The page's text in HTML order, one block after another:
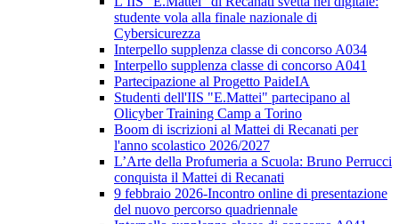
studente vola alla finale nazionale di
Cybersicurezza
Interpello supplenza classe di concorso A034
Interpello supplenza classe di concorso A041
Partecipazione al Progetto PaideIA
Studenti dell'IIS "E.Mattei" partecipano al
Olicyber Training Camp a Torino
Boom di iscrizioni al Mattei di Recanati per
l'anno scolastico 2026/2027
L’Arte della Profumeria a Scuola: Bruno Perrucci
conquista il Mattei di Recanati
9 febbraio 2026-Incontro online di presentazione
del nuovo percorso quadriennale